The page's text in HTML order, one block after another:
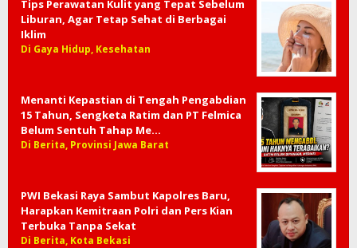
Tips Perawatan Kulit yang Tepat Sebelum
Liburan, Agar Tetap Sehat di Berbagai
Iklim
Di Gaya Hidup, Kesehatan
Menanti Kepastian di Tengah Pengabdian
15 Tahun, Sengketa Ratim dan PT Felmica
Belum Sentuh Tahap Me…
Di Berita, Provinsi Jawa Barat
PWI Bekasi Raya Sambut Kapolres Baru,
Harapkan Kemitraan Polri dan Pers Kian
Terbuka Tanpa Sekat
Di Berita, Kota Bekasi